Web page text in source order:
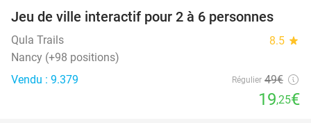
61%
Jeu de ville interactif pour 2 à 6 personnes
Qula Trails 8.5 star
Nancy (+98 positions)
Vendu : 9.379
Régulier 49€
19,25€